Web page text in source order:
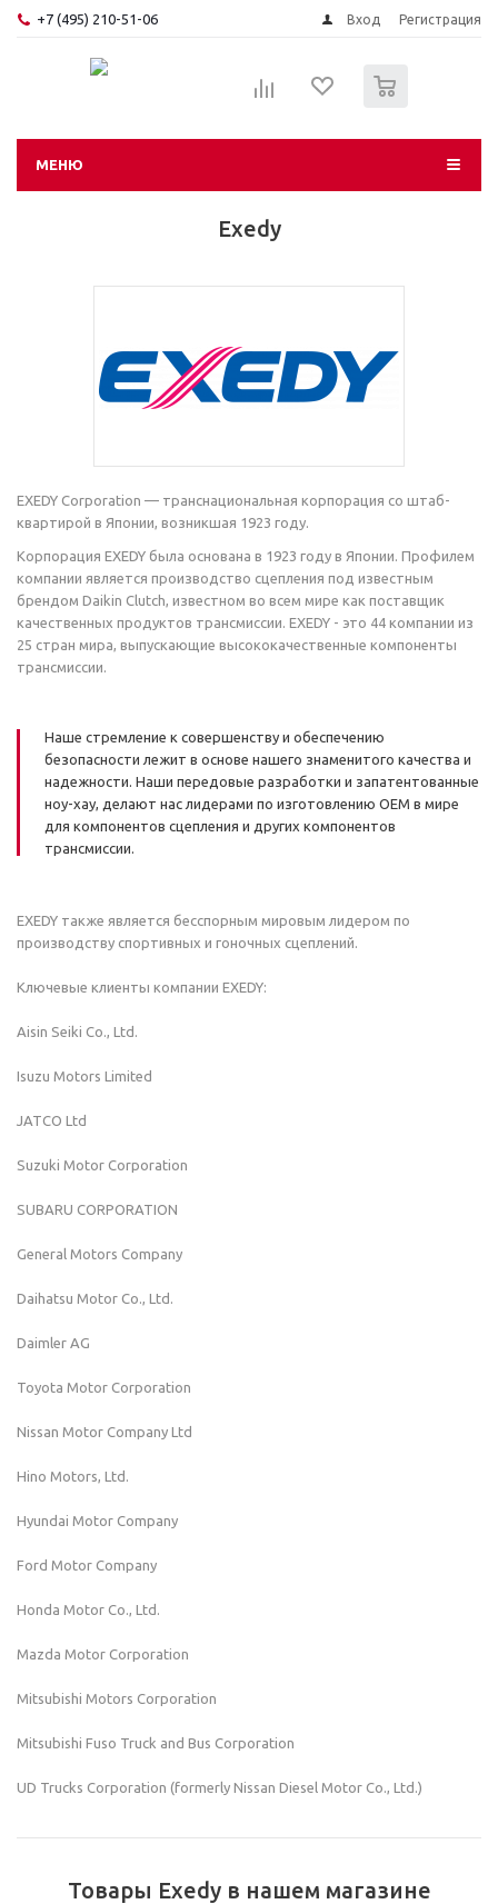
+7 (495) 210-51-06 Вход Регистрация
МЕНЮ
Exedy
EXEDY Corporation — транснациональная корпорация со штаб-
квартирой в Японии, возникшая 1923 году.
Корпорация EXEDY была основана в 1923 году в Японии. Профилем
компании является производство сцепления под известным
брендом Daikin Clutch, известном во всем мире как поставщик
качественных продуктов трансмиссии. EXEDY - это 44 компании из
25 стран мира, выпускающие высококачественные компоненты
трансмиссии.
Наше стремление к совершенству и обеспечению
безопасности лежит в основе нашего знаменитого качества и
надежности. Наши передовые разработки и запатентованные
ноу-хау, делают нас лидерами по изготовлению OEM в мире
для компонентов сцепления и других компонентов
трансмиссии.
EXEDY также является бесспорным мировым лидером по
производству спортивных и гоночных сцеплений.
Ключевые клиенты компании EXEDY:
Aisin Seiki Co., Ltd.
Isuzu Motors Limited
JATCO Ltd
Suzuki Motor Corporation
SUBARU CORPORATION
General Motors Company
Daihatsu Motor Co., Ltd.
Daimler AG
Toyota Motor Corporation
Nissan Motor Company Ltd
Hino Motors, Ltd.
Hyundai Motor Company
Ford Motor Company
Honda Motor Co., Ltd.
Mazda Motor Corporation
Mitsubishi Motors Corporation
Mitsubishi Fuso Truck and Bus Corporation
UD Trucks Corporation (formerly Nissan Diesel Motor Co., Ltd.)
Товары Exedy в нашем магазине